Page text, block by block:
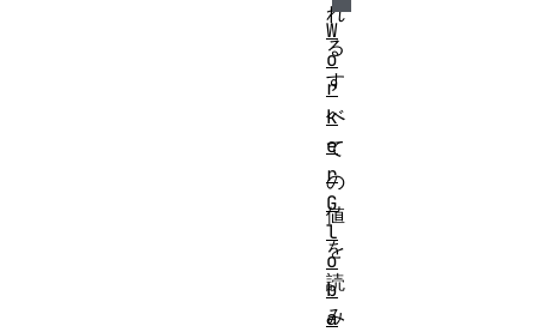
れ
る
す
べ
て
の
値
を
読
み
W
o
r
k
e
r
G
l
o
b
a